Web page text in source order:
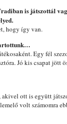
is játszottál
hogy így van.
Egy fél
Jó kis csapat jött
ott is együtt
volt számomra